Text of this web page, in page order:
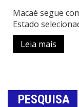
Macaé segue
Estado
Leia mais
PESQUISA